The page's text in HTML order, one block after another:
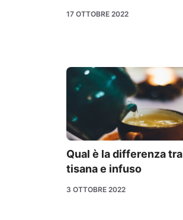
17 OTTOBRE 2022
Qual è la differenza tra
tisana e infuso
3 OTTOBRE 2022